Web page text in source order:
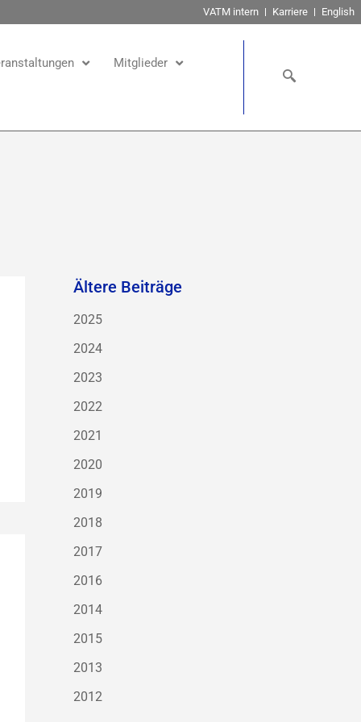
VATM intern Karriere English
Mitglieder
Ältere Beiträge
2025
2024
2023
2022
2021
2020
2019
2018
2017
2016
2014
2015
2013
2012